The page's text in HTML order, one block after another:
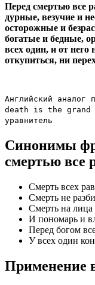
Перед смертью все
дурные, везучие и
осторожные и
богатые и бедные,
всех один, и от него
откупиться, ни
Английский аналог
death is the grand
уравнитель
Синонимы
смертью все
Смерть всех
Смерть не
Смерть на лица
И пономарь и
Перед богом
У всех один
Применение